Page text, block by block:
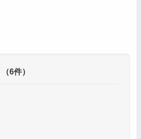
（6件）